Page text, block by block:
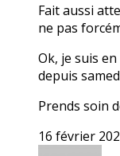
Fait aussi
ne pas
Ok, je suis
depuis
Prends soin
16 février